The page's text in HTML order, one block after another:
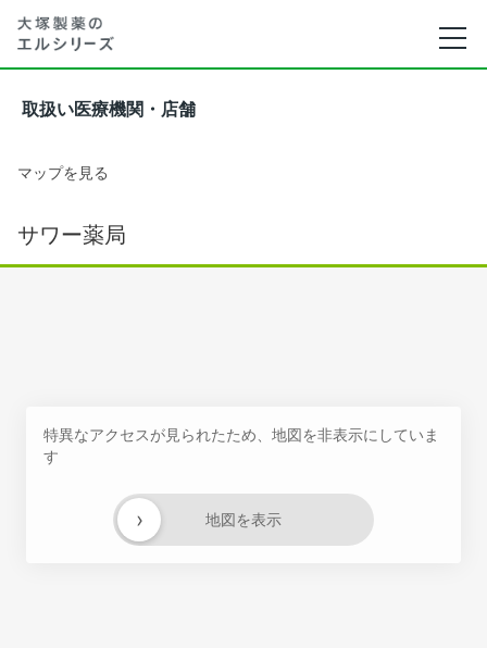
取扱い医療機関・店舗
マップを見る
サワー薬局
特異なアクセスが見られたため、地図を非表示にしていま
す
地図を表示
›